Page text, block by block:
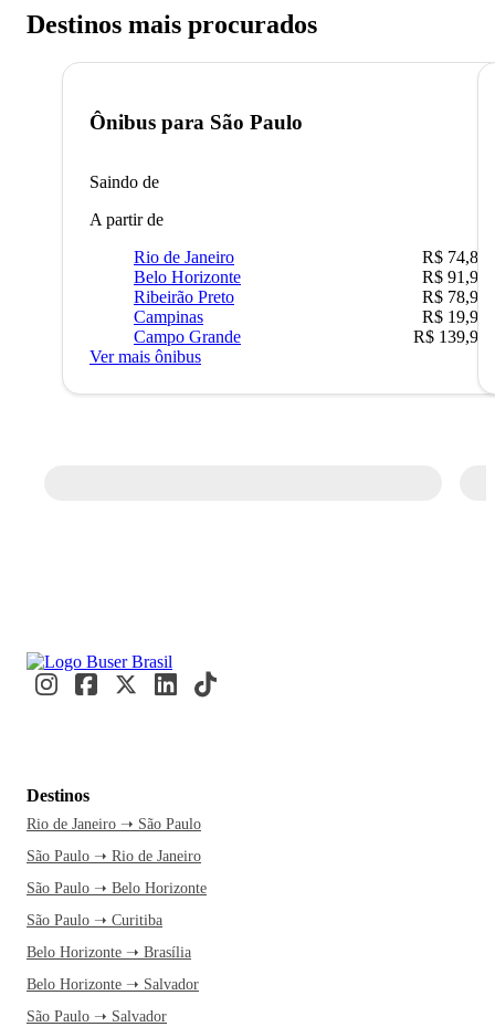
Destinos mais procurados
Ônibus para São Paulo
Saindo de
A partir de
Rio de Janeiro
R$ 74,80
Belo Horizonte
R$ 91,90
Ribeirão Preto
R$ 78,90
Campinas
R$ 19,90
Campo Grande
R$ 139,90
Ver mais ônibus
Destinos
Rio de Janeiro ➝ São Paulo
São Paulo ➝ Rio de Janeiro
São Paulo ➝ Belo Horizonte
São Paulo ➝ Curitiba
Belo Horizonte ➝ Brasília
Belo Horizonte ➝ Salvador
São Paulo ➝ Salvador